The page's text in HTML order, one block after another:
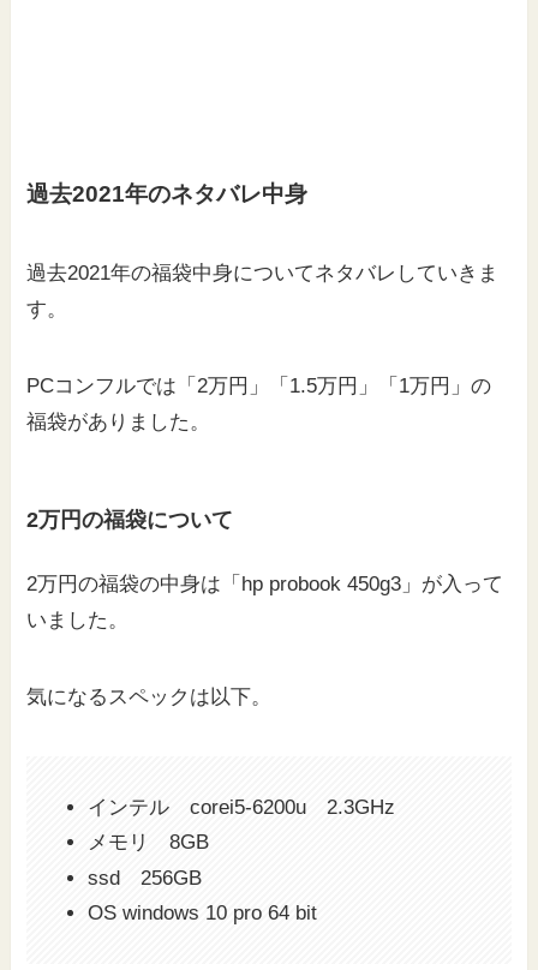
過去2021年のネタバレ中身
過去2021年の福袋中身についてネタバレしていきま
す。
PCコンフルでは「2万円」「1.5万円」「1万円」の
福袋がありました。
2万円の福袋について
2万円の福袋の中身は「hp probook 450g3」が入って
いました。
気になるスペックは以下。
インテル corei5-6200u 2.3GHz
メモリ 8GB
ssd 256GB
OS windows 10 pro 64 bit